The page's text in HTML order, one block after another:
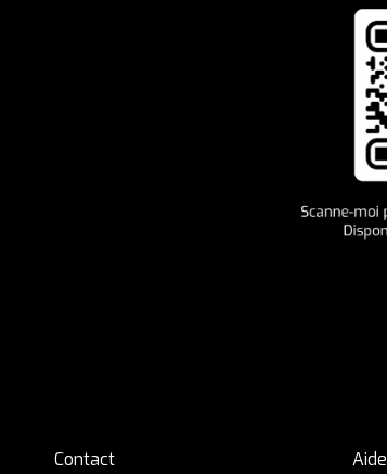
Contact
Aide